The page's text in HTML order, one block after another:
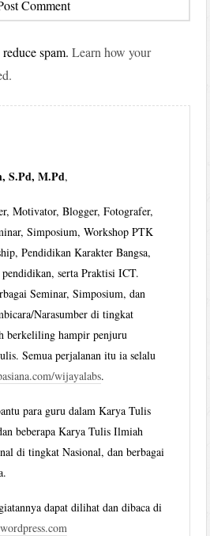
spam.Learn how your
S.Pd, M.Pd,
Motivator, Blogger, Fotografer,
Simposium, Workshop PTK
Pendidikan Karakter Bangsa,
serta Praktisi ICT.
Seminar, Simposium, dan
Narasumber di tingkat
berkeliling hampir penjuru
Semua perjalanan itu ia selalu
wijayalabs.
para guru dalam Karya Tulis
beberapa Karya Tulis Ilmiah
di tingkat Nasional, dan berbagai
dapat dilihat dan dibaca di